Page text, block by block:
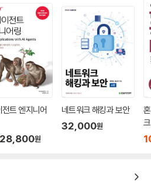
개
상의 실험
서는 SHA-1과 같은 해시 함수를 소개하
서명에 대해서 설명한다. 가장 중요하고
서명(익명 서명)에 대해서 살펴본다.
록체인의 새로운 경제를 위한 새로운 암
프로토콜을 설명한다. 영지식 프로토콜은
한 데이터를 노출하지 않고 사람과 기계
리듬을 기반으로 한다. 마지막으로 저자
콜인 Z/K13을 다룬다.
리듬’에서는 저자가 발명한 3개의 알고
알고리듬들과 관련된 디지털 서명에 대
전트 엔지니어
28,800원
네트워크 해킹과 보안
32,000원
크